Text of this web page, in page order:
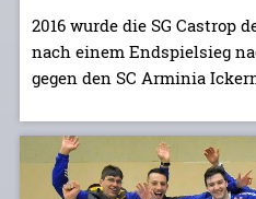
2016 wurde die SG Castrop
nach einem Endspielsieg
gegen den SC Arminia